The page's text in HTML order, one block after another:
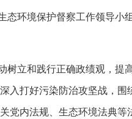
环境保护督察工作领导小
立和践行正确政绩观，提
入打好污染防治攻坚战，
党内法规、生态环境法典